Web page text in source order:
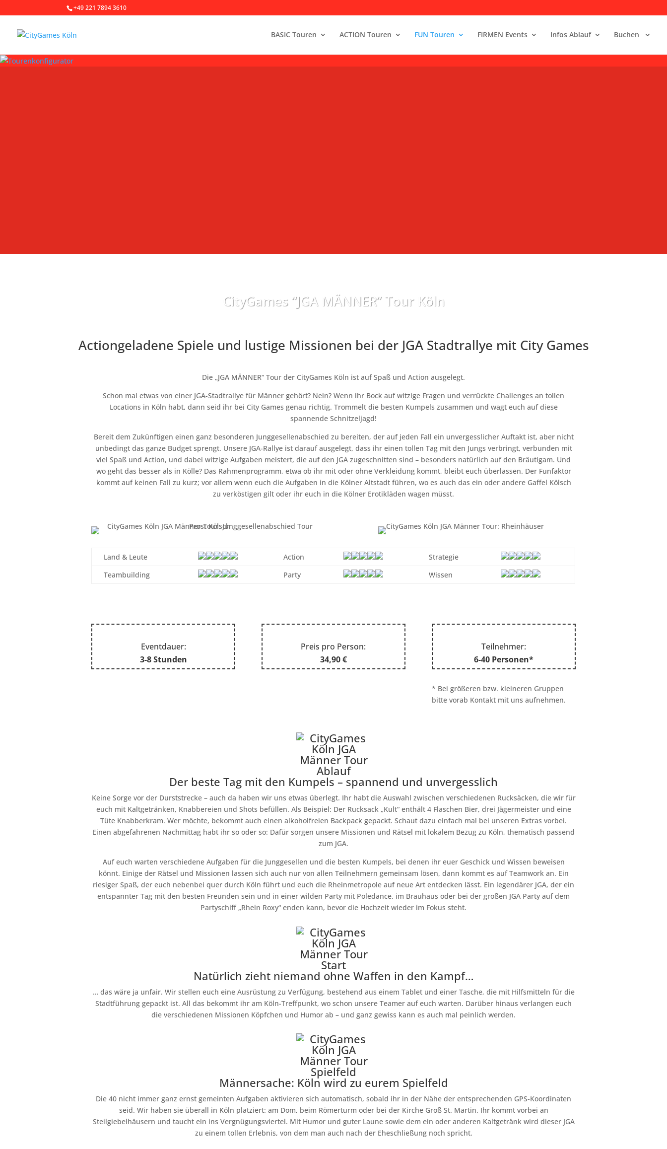
+49 221 7894 3610
BASIC Touren ACTION Touren FUN Touren FIRMEN Events Infos Ablauf Buchen
CityGames “JGA MÄNNER” Tour Köln
Actiongeladene Spiele und lustige Missionen bei der JGA Stadtrallye mit City Games
Die „JGA MÄNNER“ Tour der CityGames Köln ist auf Spaß und Action ausgelegt.
Schon mal etwas von einer JGA-Stadtrallye für Männer gehört? Nein? Wenn ihr Bock auf witzige Fragen und verrückte Challenges an tollen
Locations in Köln habt, dann seid ihr bei City Games genau richtig. Trommelt die besten Kumpels zusammen und wagt euch auf diese
spannende Schnitzeljagd!
Bereit dem Zukünftigen einen ganz besonderen Junggesellenabschied zu bereiten, der auf jeden Fall ein unvergesslicher Auftakt ist, aber nicht
unbedingt das ganze Budget sprengt. Unsere JGA-Rallye ist darauf ausgelegt, dass ihr einen tollen Tag mit den Jungs verbringt, verbunden mit
viel Spaß und Action, und dabei witzige Aufgaben meistert, die auf den JGA zugeschnitten sind – besonders natürlich auf den Bräutigam. Und
wo geht das besser als in Kölle? Das Rahmenprogramm, etwa ob ihr mit oder ohne Verkleidung kommt, bleibt euch überlassen. Der Funfaktor
kommt auf keinen Fall zu kurz; vor allem wenn euch die Aufgaben in die Kölner Altstadt führen, wo es auch das ein oder andere Gaffel Kölsch
zu verköstigen gilt oder ihr euch in die Kölner Erotikläden wagen müsst.
Land & Leute Action
Strategie
Teambuilding
Party Wissen
Eventdauer:
3-8 Stunden
Preis pro Person:
34,90 €
Teilnehmer:
6-40 Personen*
* Bei größeren bzw. kleineren Gruppen
bitte vorab Kontakt mit uns aufnehmen.
Der beste Tag mit den Kumpels – spannend und unvergesslich
Keine Sorge vor der Durststrecke – auch da haben wir uns etwas überlegt. Ihr habt die Auswahl zwischen verschiedenen Rucksäcken, die wir für
euch mit Kaltgetränken, Knabbereien und Shots befüllen. Als Beispiel: Der Rucksack „Kult“ enthält 4 Flaschen Bier, drei Jägermeister und eine
Tüte Knabberkram. Wer möchte, bekommt auch einen alkoholfreien Backpack gepackt. Schaut dazu einfach mal bei unseren Extras vorbei.
Einen abgefahrenen Nachmittag habt ihr so oder so: Dafür sorgen unsere Missionen und Rätsel mit lokalem Bezug zu Köln, thematisch passend
zum JGA.
Auf euch warten verschiedene Aufgaben für die Junggesellen und die besten Kumpels, bei denen ihr euer Geschick und Wissen beweisen
könnt. Einige der Rätsel und Missionen lassen sich auch nur von allen Teilnehmern gemeinsam lösen, dann kommt es auf Teamwork an. Ein
riesiger Spaß, der euch nebenbei quer durch Köln führt und euch die Rheinmetropole auf neue Art entdecken lässt. Ein legendärer JGA, der ein
entspannter Tag mit den besten Freunden sein und in einer wilden Party mit Poledance, im Brauhaus oder bei der großen JGA Party auf dem
Partyschiff „Rhein Roxy“ enden kann, bevor die Hochzeit wieder im Fokus steht.
Natürlich zieht niemand ohne Waffen in den Kampf…
… das wäre ja unfair. Wir stellen euch eine Ausrüstung zu Verfügung, bestehend aus einem Tablet und einer Tasche, die mit Hilfsmitteln für die
Stadtführung gepackt ist. All das bekommt ihr am Köln-Treffpunkt, wo schon unsere Teamer auf euch warten. Darüber hinaus verlangen euch
die verschiedenen Missionen Köpfchen und Humor ab – und ganz gewiss kann es auch mal peinlich werden.
Männersache: Köln wird zu eurem Spielfeld
Die 40 nicht immer ganz ernst gemeinten Aufgaben aktivieren sich automatisch, sobald ihr in der Nähe der entsprechenden GPS-Koordinaten
seid. Wir haben sie überall in Köln platziert: am Dom, beim Römerturm oder bei der Kirche Groß St. Martin. Ihr kommt vorbei an
Steilgiebelhäusern und taucht ein ins Vergnügungsviertel. Mit Humor und guter Laune sowie dem ein oder anderen Kaltgetränk wird dieser JGA
zu einem tollen Erlebnis, von dem man auch nach der Eheschließung noch spricht.